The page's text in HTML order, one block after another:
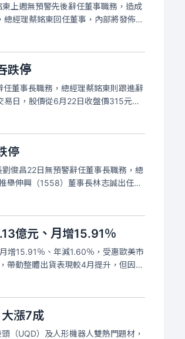
上週無預警先後辭任董事職務，造成
經理蔡銘東回任董事，內部將發佈組
蔡銘東將持續帶領經營團隊推動公
跌停
董事長職務，總經理蔡銘東則跟進辭
日，股價從6月22日收盤價315元下
賣張收逾1270張。
停
俊昌22日無預警辭任董事長職務，總
舉伸興（1558）董事長林志誠出任宇
大股東伸興有5席董事、1席獨董，另
億元、月增15.91％
增15.91％、年減1.60％，受惠歐美市
帶動整體出貨表現較4月提升，但因越
貨認列，單月營收表現未能完全反映
漲7成
（UQD）及人形機器人雙熱門題材，